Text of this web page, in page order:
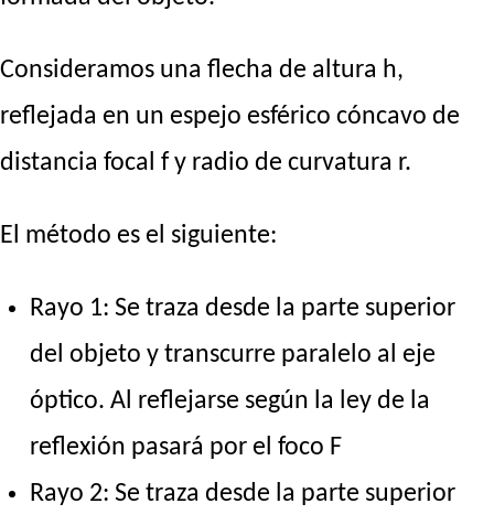
Consideramos una flecha de altura h,
reflejada en un espejo esférico cóncavo de
distancia focal f y radio de curvatura r.
El método es el siguiente:
Rayo 1: Se traza desde la parte superior
del objeto y transcurre paralelo al eje
óptico. Al reflejarse según la ley de la
reflexión pasará por el foco F
Rayo 2: Se traza desde la parte superior